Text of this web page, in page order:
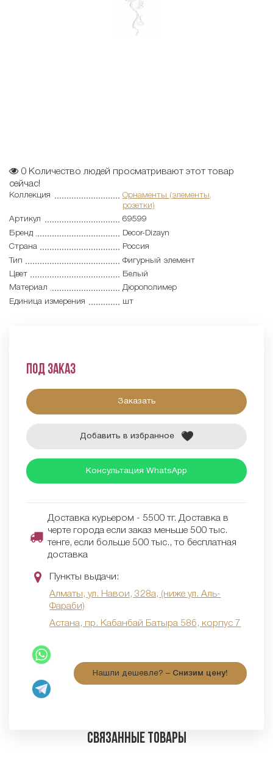
0 Количество людей просматривают этот товар
сейчас!
Коллекция
Орнаменты (элементы,
розетки)
Артикул
69599
Бренд
Decor-Dizayn
Страна
Россия
Тип
Фигурный элемент
Цвет
Белый
Материал
Дюрополимер
Единица измерения
шт
Под заказ
Заказать
Добавить в избранное
Консультация WhatsApp
Доставка курьером - 5500 тг. Доставка в
черте города если заказ меньше 500 тыс.
тенге, если больше 500 тыс., то бесплатная
доставка
Пункты выдачи:
Алматы, ул. Навои, 328а, (ниже ул. Аль-
Фараби)
Астана, пр. Кабанбай Батыра 58б, корпус 7
Нашли дешевле? – Снизим цену!
Связанные товары